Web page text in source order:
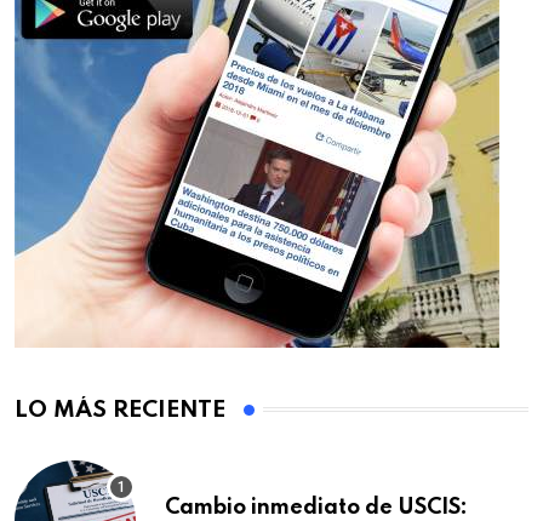
LO MÁS RECIENTE
Cambio inmediato de USCIS: